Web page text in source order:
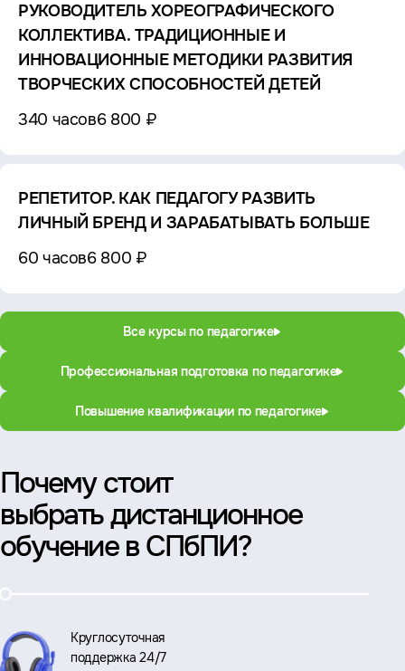
РУКОВОДИТЕЛЬ ХОРЕОГРАФИЧЕСКОГО
КОЛЛЕКТИВА. ТРАДИЦИОННЫЕ И
ИННОВАЦИОННЫЕ МЕТОДИКИ РАЗВИТИЯ
ТВОРЧЕСКИХ СПОСОБНОСТЕЙ ДЕТЕЙ
340 часов6 800 ₽
РЕПЕТИТОР. КАК ПЕДАГОГУ РАЗВИТЬ
ЛИЧНЫЙ БРЕНД И ЗАРАБАТЫВАТЬ БОЛЬШЕ
60 часов6 800 ₽
Все курсы по педагогике
Профессиональная подготовка по педагогике
Повышение квалификации по педагогике
Почему стоит
выбрать дистанционное
обучение в СПбПИ?
Круглосуточная
поддержка 24/7